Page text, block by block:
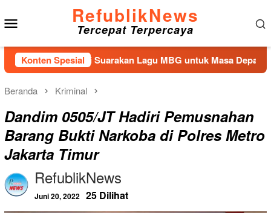
ke
konten
RefublikNews
Tercepat Terpercaya
Konten Spesial
Suarakan Lagu MBG untuk Masa Depan Anak Bangsa
Beranda Kriminal
Dandim 0505/JT Hadiri Pemusnahan
Barang Bukti Narkoba di Polres Metro
Jakarta Timur
RefublikNews
Juni 20, 2022 25 Dilihat